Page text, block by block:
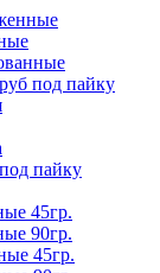
под пайку
пайку
45гр.
90гр.
45гр.